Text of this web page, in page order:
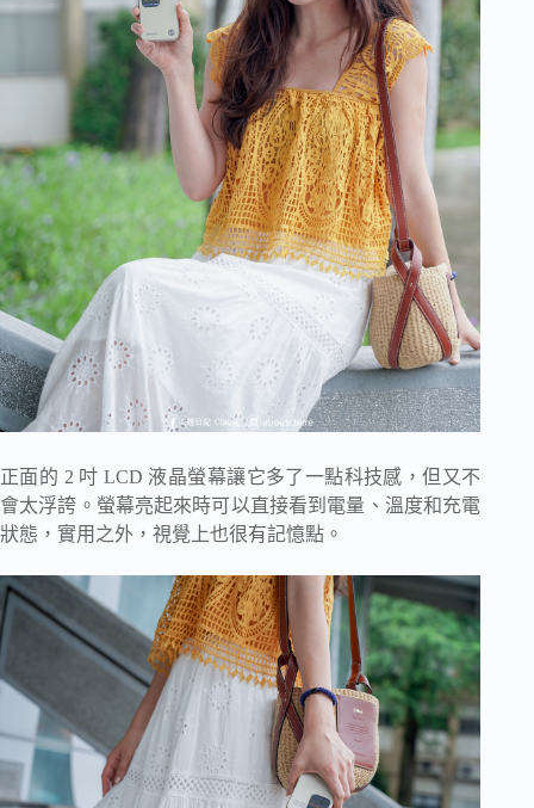
正面的 2 吋 LCD 液晶螢幕讓它多了一點科技感，但又不
會太浮誇。螢幕亮起來時可以直接看到電量、溫度和充電
狀態，實用之外，視覺上也很有記憶點。